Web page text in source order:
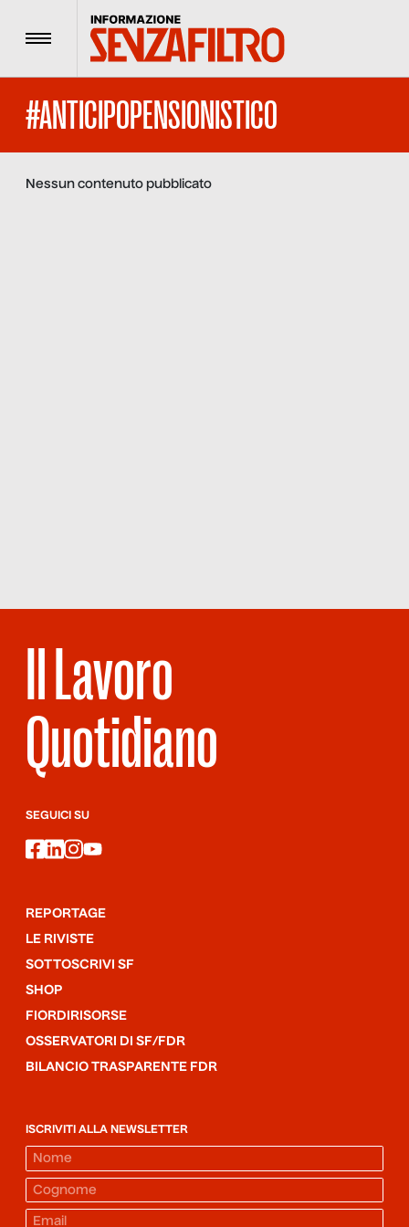
Menu
#ANTICIPOPENSIONISTICO
Nessun contenuto pubblicato
Il Lavoro
Quotidiano
SEGUICI SU
facebook
linkedin
instagram
youtube
REPORTAGE
LE RIVISTE
SOTTOSCRIVI SF
SHOP
FIORDIRISORSE
OSSERVATORI DI SF/FDR
BILANCIO TRASPARENTE FDR
ISCRIVITI ALLA NEWSLETTER